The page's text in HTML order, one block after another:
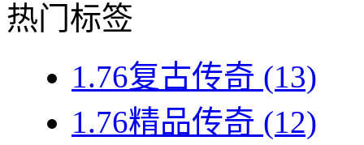
热门标签
1.76复古传奇 (13)
1.76精品传奇 (12)